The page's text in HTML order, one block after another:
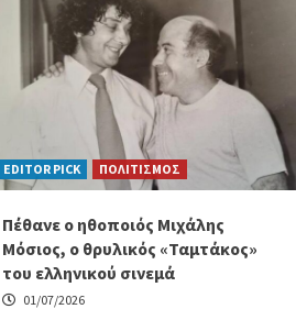
EDITOR PICK ΠΟΛΙΤΙΣΜΟΣ
Πέθανε ο ηθοποιός Μιχάλης
Μόσιος, ο θρυλικός «Ταμτάκος»
του ελληνικού σινεμά
01/07/2026